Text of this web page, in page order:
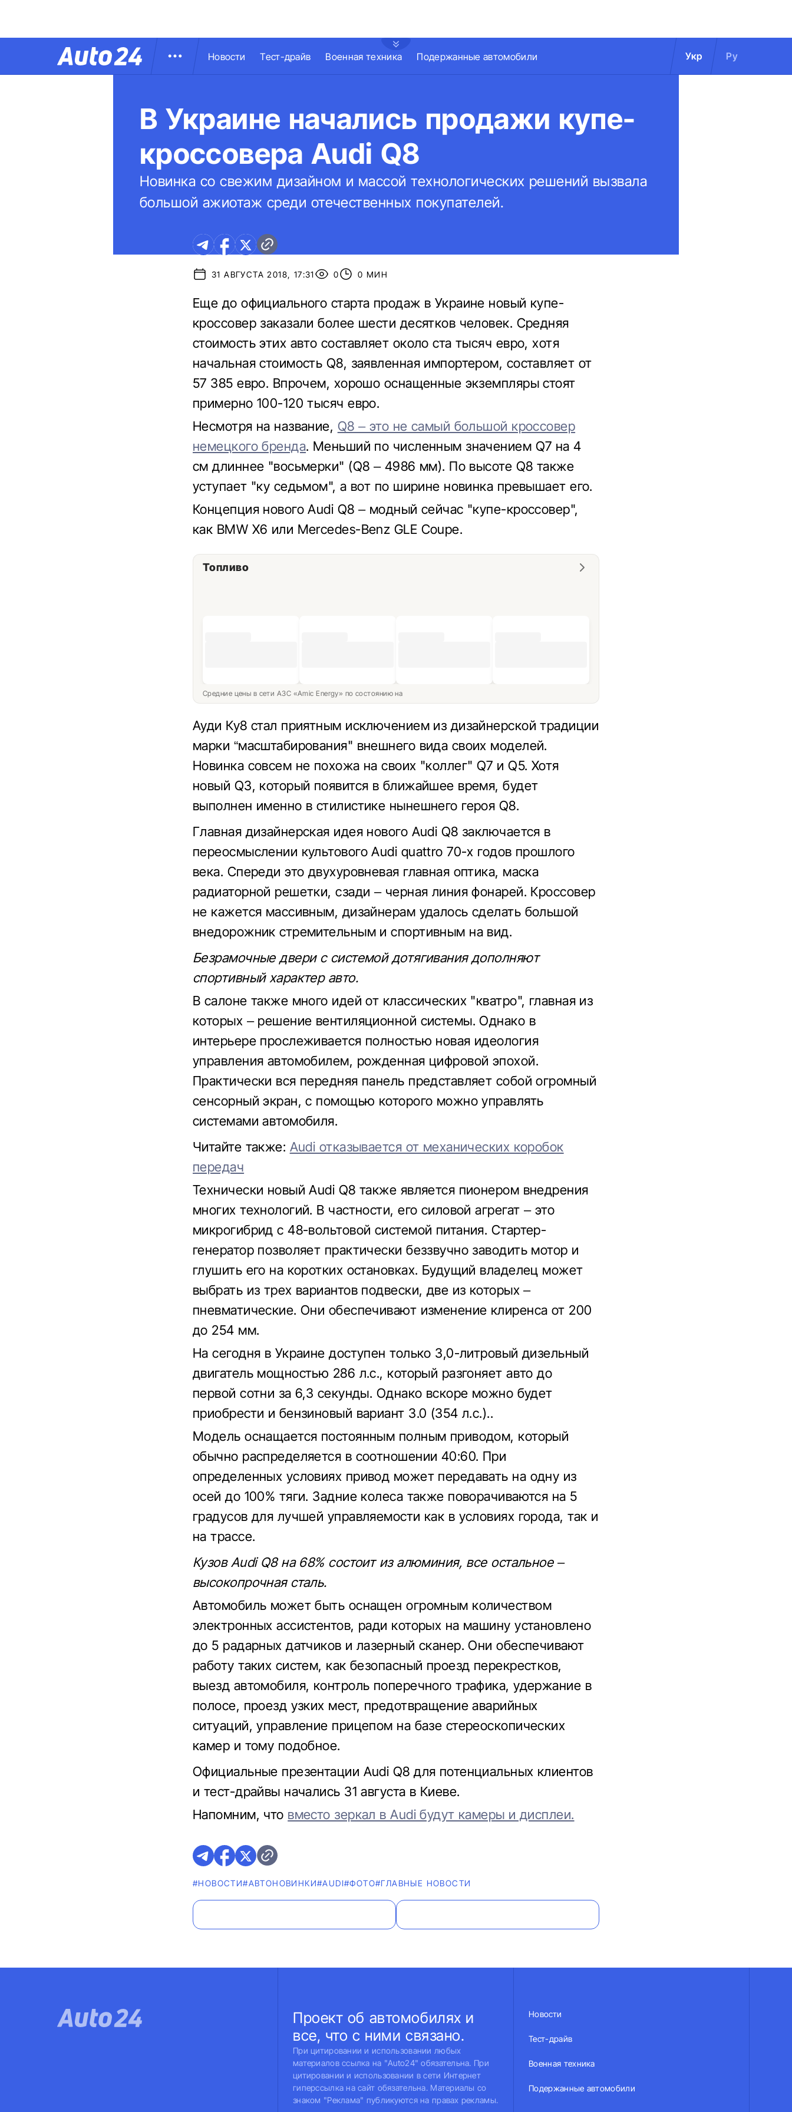
Новости Тест-драйв Военная техника Подержанные автомобили Укр Ру
В Украине начались продажи купе-
кроссовера Audi Q8
Новинка со свежим дизайном и массой технологических решений вызвала
большой ажиотаж среди отечественных покупателей.
31 АВГУСТА 2018, 17:31 0 0 МИН
Еще до официального старта продаж в Украине новый купе-
кроссовер заказали более шести десятков человек. Средняя
стоимость этих авто составляет около ста тысяч евро, хотя
начальная стоимость Q8, заявленная импортером, составляет от
57 385 евро. Впрочем, хорошо оснащенные экземпляры стоят
примерно 100-120 тысяч евро.
Несмотря на название, Q8 – это не самый большой кроссовер
немецкого бренда. Меньший по численным значением Q7 на 4
см длиннее "восьмерки" (Q8 – 4986 мм). По высоте Q8 также
уступает "ку седьмом", а вот по ширине новинка превышает его.
Концепция нового Audi Q8 – модный сейчас "купе-кроссовер",
как BMW X6 или Mercedes-Benz GLE Coupe.
Топливо
Средние цены в сети АЗС «Amic Energy» по состоянию на
Ауди Ку8 стал приятным исключением из дизайнерской традиции
марки “масштабирования" внешнего вида своих моделей.
Новинка совсем не похожа на своих "коллег" Q7 и Q5. Хотя
новый Q3, который появится в ближайшее время, будет
выполнен именно в стилистике нынешнего героя Q8.
Главная дизайнерская идея нового Audi Q8 заключается в
переосмыслении культового Audi quattro 70-х годов прошлого
века. Спереди это двухуровневая главная оптика, маска
радиаторной решетки, сзади – черная линия фонарей. Кроссовер
не кажется массивным, дизайнерам удалось сделать большой
внедорожник стремительным и спортивным на вид.
Безрамочные двери с системой дотягивания дополняют
спортивный характер авто.
В салоне также много идей от классических "кватро", главная из
которых – решение вентиляционной системы. Однако в
интерьере прослеживается полностью новая идеология
управления автомобилем, рожденная цифровой эпохой.
Практически вся передняя панель представляет собой огромный
сенсорный экран, с помощью которого можно управлять
системами автомобиля.
Читайте также: Audi отказывается от механических коробок
передач
Технически новый Audi Q8 также является пионером внедрения
многих технологий. В частности, его силовой агрегат – это
микрогибрид с 48-вольтовой системой питания. Стартер-
генератор позволяет практически беззвучно заводить мотор и
глушить его на коротких остановках. Будущий владелец может
выбрать из трех вариантов подвески, две из которых –
пневматические. Они обеспечивают изменение клиренса от 200
до 254 мм.
На сегодня в Украине доступен только 3,0-литровый дизельный
двигатель мощностью 286 л.с., который разгоняет авто до
первой сотни за 6,3 секунды. Однако вскоре можно будет
приобрести и бензиновый вариант 3.0 (354 л.с.)..
Модель оснащается постоянным полным приводом, который
обычно распределяется в соотношении 40:60. При
определенных условиях привод может передавать на одну из
осей до 100% тяги. Задние колеса также поворачиваются на 5
градусов для лучшей управляемости как в условиях города, так и
на трассе.
Кузов Audi Q8 на 68% состоит из алюминия, все остальное –
высокопрочная сталь.
Автомобиль может быть оснащен огромным количеством
электронных ассистентов, ради которых на машину установлено
до 5 радарных датчиков и лазерный сканер. Они обеспечивают
работу таких систем, как безопасный проезд перекрестков,
выезд автомобиля, контроль поперечного трафика, удержание в
полосе, проезд узких мест, предотвращение аварийных
ситуаций, управление прицепом на базе стереоскопических
камер и тому подобное.
Официальные презентации Audi Q8 для потенциальных клиентов
и тест-драйвы начались 31 августа в Киеве.
Напомним, что вместо зеркал в Audi будут камеры и дисплеи.
#НОВОСТИ#AВТОНОВИНКИ#AUDI#ФОТО#ГЛАВНЫЕ НОВОСТИ
Проект об автомобилях и
все, что с ними связано.
При цитировании и использовании любых
материалов ссылка на "Auto24" обязательна. При
цитировании и использовании в сети Интернет
гиперссылка на сайт обязательна. Материалы со
знаком "Реклама" публикуются на правах рекламы.
Новости
Тест-драйв
Военная техника
Подержанные автомобили